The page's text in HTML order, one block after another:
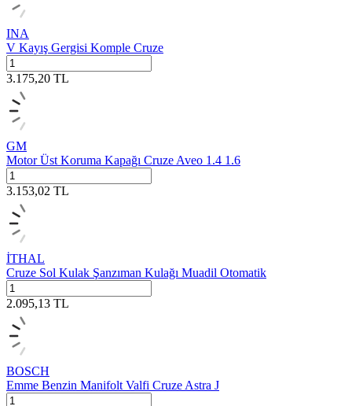
INA
V Kayış Gergisi Komple Cruze
3.175,20 TL
GM
Motor Üst Koruma Kapağı Cruze Aveo 1.4 1.6
3.153,02 TL
İTHAL
Cruze Sol Kulak Şanzıman Kulağı Muadil Otomatik
2.095,13 TL
BOSCH
Emme Benzin Manifolt Valfi Cruze Astra J